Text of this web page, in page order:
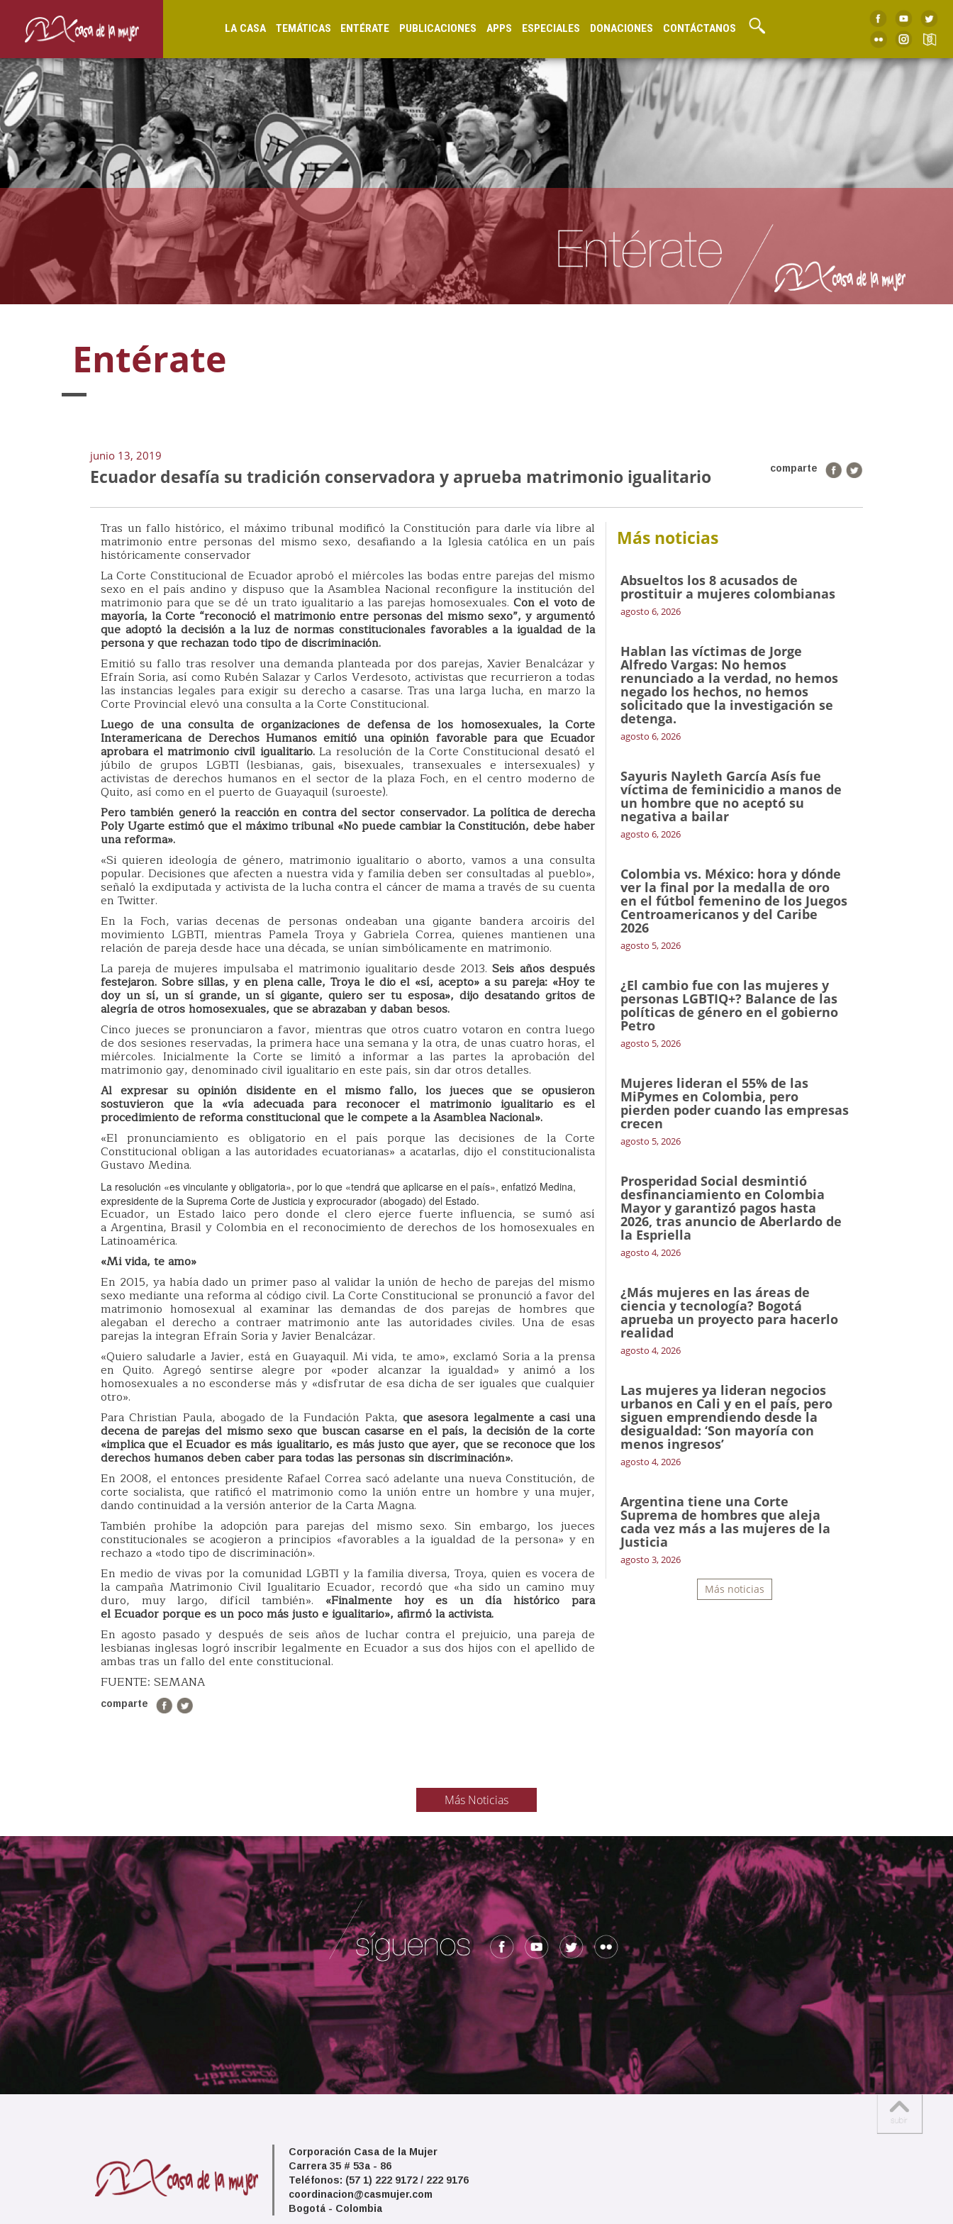
LA CASA TEMÁTICAS ENTÉRATE PUBLICACIONES APPS ESPECIALES DONACIONES CONTÁCTANOS
Entérate
junio 13, 2019
comparte
Ecuador desafía su tradición conservadora y aprueba matrimonio igualitario
Tras un fallo histórico, el máximo tribunal modificó la Constitución para darle vía libre al
matrimonio entre personas del mismo sexo, desafiando a la Iglesia católica en un país
históricamente conservador
La Corte Constitucional de Ecuador aprobó el miércoles las bodas entre parejas del mismo
sexo en el país andino y dispuso que la Asamblea Nacional reconfigure la institución del
matrimonio para que se dé un trato igualitario a las parejas homosexuales.Con el voto de
mayoría, la Corte “reconoció el matrimonio entre personas del mismo sexo”, y argumentó
que adoptó la decisión a la luz de normas constitucionales favorables a la igualdad de la
persona y que rechazan todo tipo de discriminación.
Emitió su fallo tras resolver una demanda planteada por dos parejas, Xavier Benalcázar y
Efraín Soria, así como Rubén Salazar y Carlos Verdesoto, activistas que recurrieron a todas
las instancias legales para exigir su derecho a casarse. Tras una larga lucha, en marzo la
Corte Provincial elevó una consulta a la Corte Constitucional.
Luego de una consulta de organizaciones de defensa de los homosexuales, la Corte
Interamericana de Derechos Humanos emitió una opinión favorable para que Ecuador
aprobara el matrimonio civil igualitario.La resolución de la Corte Constitucional desató el
júbilo de grupos LGBTI (lesbianas, gais, bisexuales, transexuales e intersexuales) y
activistas de derechos humanos en el sector de la plaza Foch, en el centro moderno de
Quito, así como en el puerto de Guayaquil (suroeste).
Pero también generó la reacción en contra del sector conservador. La política de derecha
Poly Ugarte estimó que el máximo tribunal «No puede cambiar la Constitución, debe haber
una reforma».
«Si quieren ideología de género, matrimonio igualitario o aborto, vamos a una consulta
popular. Decisiones que afecten a nuestra vida y familia deben ser consultadas al pueblo»,
señaló la exdiputada y activista de la lucha contra el cáncer de mama a través de su cuenta
en Twitter.
En la Foch, varias decenas de personas ondeaban una gigante bandera arcoiris del
movimiento LGBTI, mientras Pamela Troya y Gabriela Correa, quienes mantienen una
relación de pareja desde hace una década, se unían simbólicamente en matrimonio.
La pareja de mujeres impulsaba el matrimonio igualitario desde 2013.Seis años después
festejaron. Sobre sillas, y en plena calle, Troya le dio el «sí, acepto» a su pareja: «Hoy te
doy un sí, un sí grande, un sí gigante, quiero ser tu esposa», dijo desatando gritos de
alegría de otros homosexuales, que se abrazaban y daban besos.
Cinco jueces se pronunciaron a favor, mientras que otros cuatro votaron en contra luego
de dos sesiones reservadas, la primera hace una semana y la otra, de unas cuatro horas, el
miércoles. Inicialmente la Corte se limitó a informar a las partes la aprobación del
matrimonio gay, denominado civil igualitario en este país, sin dar otros detalles.
Al expresar su opinión disidente en el mismo fallo, los jueces que se opusieron
sostuvieron que la «vía adecuada para reconocer el matrimonio igualitario es el
procedimiento de reforma constitucional que le compete a la Asamblea Nacional».
«El pronunciamiento es obligatorio en el país porque las decisiones de la Corte
Constitucional obligan a las autoridades ecuatorianas» a acatarlas, dijo el constitucionalista
Gustavo Medina.
La resolución «es vinculante y obligatoria», por lo que «tendrá que aplicarse en el país», enfatizó Medina,
expresidente de la Suprema Corte de Justicia y exprocurador (abogado) del Estado.
Ecuador, un Estado laico pero donde el clero ejerce fuerte influencia, se sumó así
a Argentina, Brasil y Colombia en el reconocimiento de derechos de los homosexuales en
Latinoamérica.
«Mi vida, te amo»
En 2015, ya había dado un primer paso al validar la unión de hecho de parejas del mismo
sexo mediante una reforma al código civil. La Corte Constitucional se pronunció a favor del
matrimonio homosexual al examinar las demandas de dos parejas de hombres que
alegaban el derecho a contraer matrimonio ante las autoridades civiles. Una de esas
parejas la integran Efraín Soria y Javier Benalcázar.
«Quiero saludarle a Javier, está en Guayaquil. Mi vida, te amo», exclamó Soria a la prensa
en Quito. Agregó sentirse alegre por «poder alcanzar la igualdad» y animó a los
homosexuales a no esconderse más y «disfrutar de esa dicha de ser iguales que cualquier
otro».
Para Christian Paula, abogado de la Fundación Pakta, que asesora legalmente a casi una
decena de parejas del mismo sexo que buscan casarse en el país, la decisión de la corte
«implica que el Ecuador es más igualitario, es más justo que ayer, que se reconoce que los
derechos humanos deben caber para todas las personas sin discriminación».
En 2008, el entonces presidente Rafael Correa sacó adelante una nueva Constitución, de
corte socialista, que ratificó el matrimonio como la unión entre un hombre y una mujer,
dando continuidad a la versión anterior de la Carta Magna.
También prohíbe la adopción para parejas del mismo sexo. Sin embargo, los jueces
constitucionales se acogieron a principios «favorables a la igualdad de la persona» y en
rechazo a «todo tipo de discriminación».
En medio de vivas por la comunidad LGBTI y la familia diversa, Troya, quien es vocera de
la campaña Matrimonio Civil Igualitario Ecuador, recordó que «ha sido un camino muy
duro, muy largo, difícil también». «Finalmente hoy es un día histórico para
el Ecuador porque es un poco más justo e igualitario», afirmó la activista.
En agosto pasado y después de seis años de luchar contra el prejuicio, una pareja de
lesbianas inglesas logró inscribir legalmente en Ecuador a sus dos hijos con el apellido de
ambas tras un fallo del ente constitucional.
FUENTE: SEMANA
comparte
Más noticias
Absueltos los 8 acusados de
prostituir a mujeres colombianas
agosto 6, 2026
Hablan las víctimas de Jorge
Alfredo Vargas: No hemos
renunciado a la verdad, no hemos
negado los hechos, no hemos
solicitado que la investigación se
detenga.
agosto 6, 2026
Sayuris Nayleth García Asís fue
víctima de feminicidio a manos de
un hombre que no aceptó su
negativa a bailar
agosto 6, 2026
Colombia vs. México: hora y dónde
ver la final por la medalla de oro
en el fútbol femenino de los Juegos
Centroamericanos y del Caribe
2026
agosto 5, 2026
¿El cambio fue con las mujeres y
personas LGBTIQ+? Balance de las
políticas de género en el gobierno
Petro
agosto 5, 2026
Mujeres lideran el 55% de las
MiPymes en Colombia, pero
pierden poder cuando las empresas
crecen
agosto 5, 2026
Prosperidad Social desmintió
desfinanciamiento en Colombia
Mayor y garantizó pagos hasta
2026, tras anuncio de Aberlardo de
la Espriella
agosto 4, 2026
¿Más mujeres en las áreas de
ciencia y tecnología? Bogotá
aprueba un proyecto para hacerlo
realidad
agosto 4, 2026
Las mujeres ya lideran negocios
urbanos en Cali y en el país, pero
siguen emprendiendo desde la
desigualdad: ‘Son mayoría con
menos ingresos’
agosto 4, 2026
Argentina tiene una Corte
Suprema de hombres que aleja
cada vez más a las mujeres de la
Justicia
agosto 3, 2026
Más noticias
Más Noticias
Corporación Casa de la Mujer
Carrera 35 # 53a - 86
Teléfonos: (57 1) 222 9172 / 222 9176
coordinacion@casmujer.com
Bogotá - Colombia